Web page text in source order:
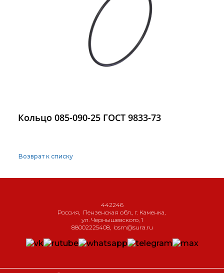
Кольцо 085-090-25 ГОСТ 9833-73
Возврат к списку
442246
Россия, Пензенская обл., г. Каменка,
ул. Чернышевского, 1
88002225408, bsm@sura.ru